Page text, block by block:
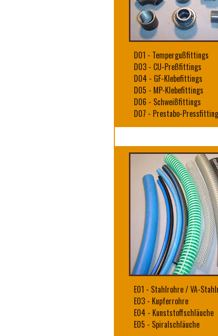
D01 - Tempergußfittings
D03 - CU-Preßfittings
D04 - GF-Klebefittings
D05 - MP-Klebefittings
D06 - Schweißfittings
D07 - Prestabo-
E01 - Stahlrohre / VA-
E03 - Kupferrohre
E04 - Kunststoffschläuche
E05 - Spiralschläuche